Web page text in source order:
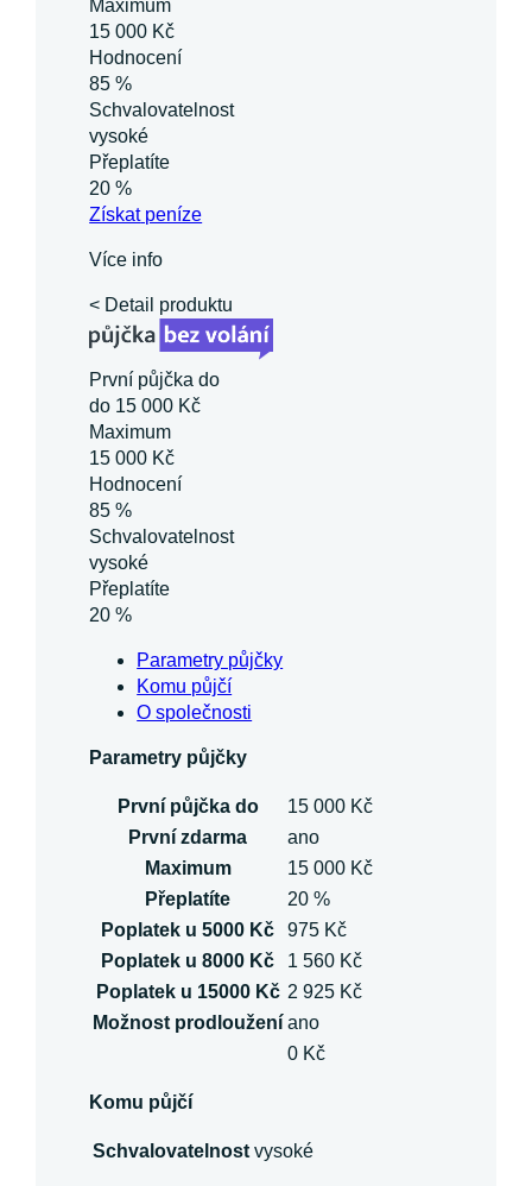
Maximum
15 000 Kč
Hodnocení
85 %
Schvalovatelnost
vysoké
Přeplatíte
20 %
Získatpeníze
Více info
< Detail produktu
První půjčka do
do 15 000 Kč
Maximum
15 000 Kč
Hodnocení
85 %
Schvalovatelnost
vysoké
Přeplatíte
20 %
Parametry půjčky
Komu půjčí
O společnosti
Parametry půjčky
První půjčka do
15 000 Kč
První zdarma
ano
Maximum
15 000 Kč
Přeplatíte
20 %
Poplatek u 5000 Kč
975 Kč
Poplatek u 8000 Kč
1 560 Kč
Poplatek u 15000 Kč 2 925 Kč
Možnost prodloužení ano
0 Kč
Komu půjčí
Schvalovatelnost vysoké